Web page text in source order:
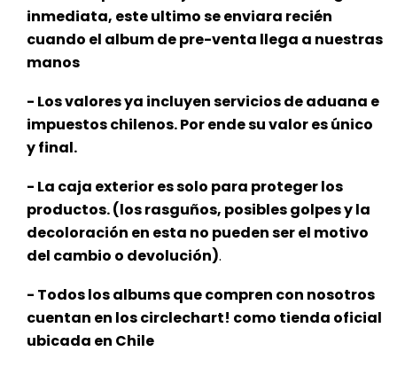
inmediata, esteultimo se enviara recién
cuando el album de pre-venta llega a nuestras
manos
- Los valores ya incluyen servicios de aduana e
impuestos chilenos. Por ende su valor es único
y final.
- La caja exterior es solo para proteger los
productos. (los rasguños, posibles golpes y la
decoloración en esta no pueden ser el motivo
del cambio o devolución).
- Todos los albums que compren con nosotros
cuentan en los circlechart! como tienda oficial
ubicada en Chile